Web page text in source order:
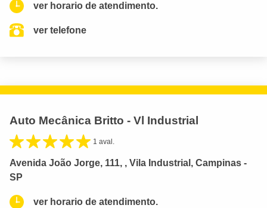
ver horario de atendimento.
ver telefone
Auto Mecânica Britto - Vl Industrial
1 aval.
Avenida João Jorge, 111, , Vila Industrial, Campinas -
SP
ver horario de atendimento.